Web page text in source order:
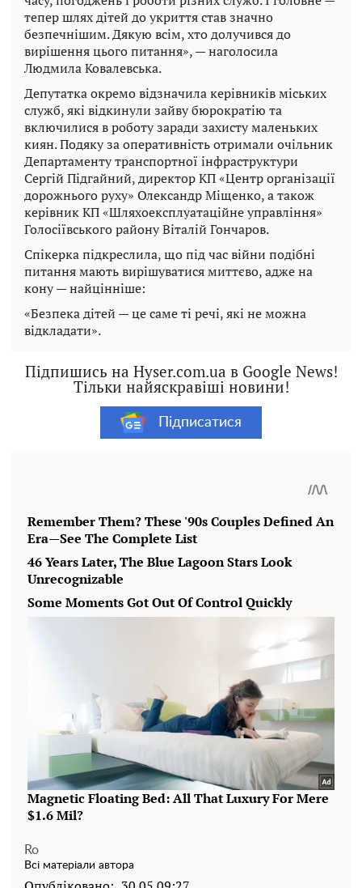
тепер шлях дітей до укриття став значно
безпечнішим. Дякую всім, хто долучився до
вирішення цього питання», — наголосила
Людмила Ковалевська.
Депутатка окремо відзначила керівників міських
служб, які відкинули зайву бюрократію та
включилися в роботу заради захисту маленьких
киян. Подяку за оперативність отримали очільник
Департаменту транспортної інфраструктури
Сергій Підгайний, директор КП «Центр організації
дорожнього руху» Олександр Міщенко, а також
керівник КП «Шляхоексплуатаційне управління»
Голосіївського району Віталій Гончаров.
Спікерка підкреслила, що під час війни подібні
питання мають вирішуватися миттєво, адже на
кону — найцінніше:
«Безпека дітей — це саме ті речі, які не можна
відкладати».
Підпишись на Hyser.com.ua в Google News!
Тільки найяскравіші новини!
Підписатися
Ro
Всі матеріали автора